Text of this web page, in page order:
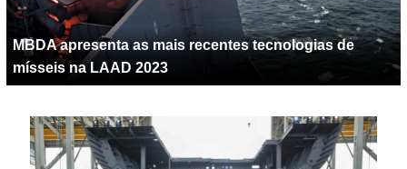
MBDA apresenta as mais recentes tecnologias de
mísseis na LAAD 2023